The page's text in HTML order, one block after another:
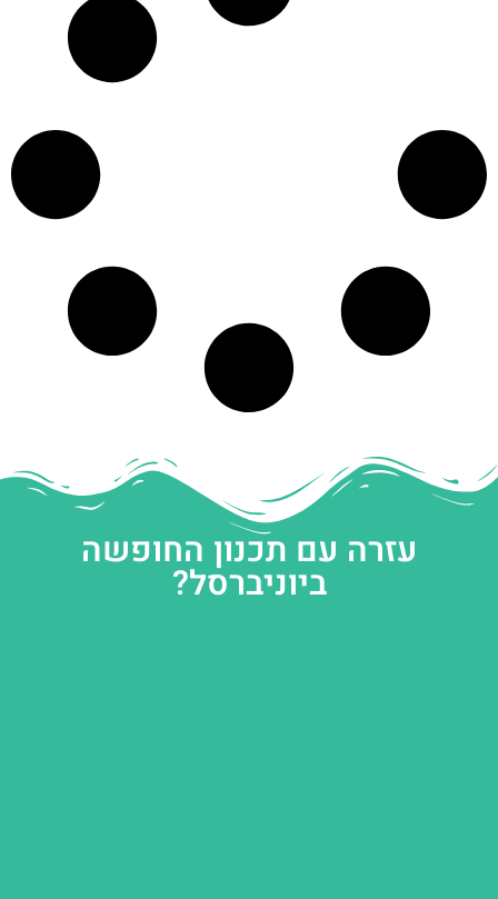
עזרה עם תכנון החופשה
ביוניברסל?